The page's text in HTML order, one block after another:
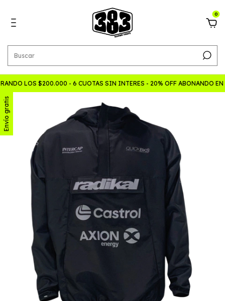
0
LOS $200.000 - 6 CUOTAS SIN INTERES - 20% OFF ABONANDO EN
Envío gratis